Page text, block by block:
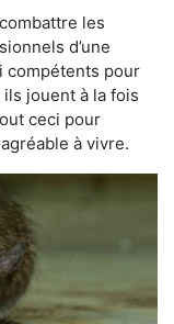
les
d’une
compétents pour
jouent à la fois
ceci pour
à vivre.